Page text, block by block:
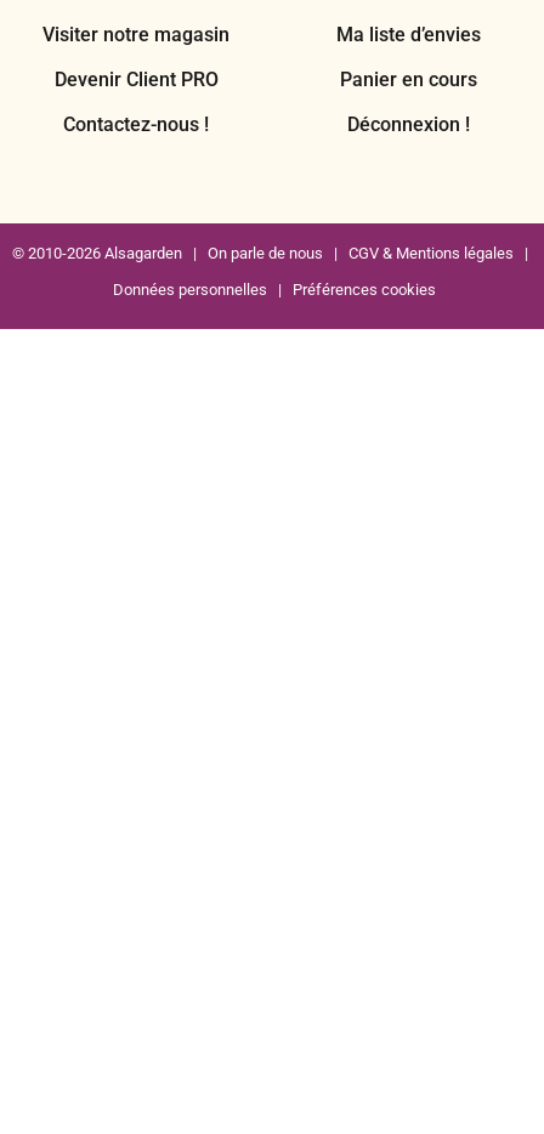
Données personnelles|Préférences cookies